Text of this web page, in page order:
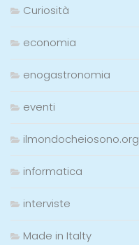
Curiosità
economia
enogastronomia
eventi
ilmondocheiosono.org
informatica
interviste
Made in Italty